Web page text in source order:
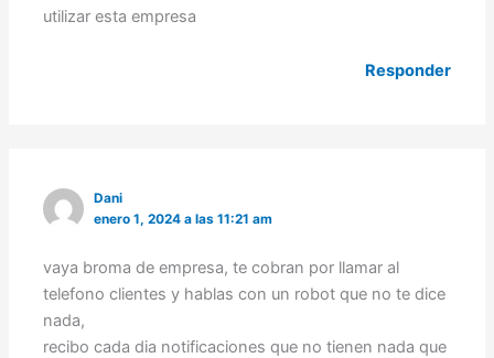
utilizar esta empresa
Responder
Dani
enero 1, 2024 a las 11:21 am
vaya broma de empresa, te cobran por llamar al
telefono clientes y hablas con un robot que no te dice
nada,
recibo cada dia notificaciones que no tienen nada que